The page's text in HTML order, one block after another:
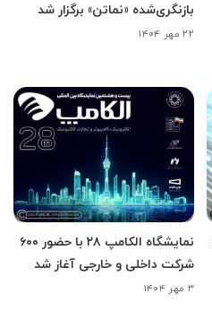
بازنگری‌شده «نماتن» برگزار شد
۲۲ مهر ۱۴۰۴
نمایشگاه الکامپ ۲۸ با حضور ۶۰۰
شرکت داخلی و خارجی آغاز شد
۳ مهر ۱۴۰۴